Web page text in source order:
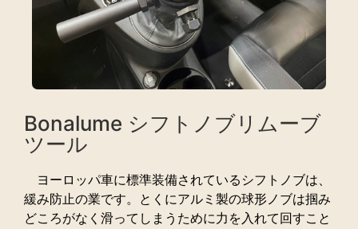
Bonalume シフトノブリムーブ
ツール
ヨーロッパ車に標準装備されているシフトノブは、
緩み防止の業です。とくにアルミ製の球形ノブは掴み
どころがなく滑ってしまうために力を入れて回すこと